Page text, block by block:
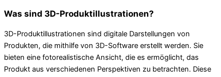
Was sind 3D-Produktillustrationen?
3D-Produktillustrationen sind digitale Darstellungen von
Produkten, die mithilfe von 3D-Software erstellt werden. Sie
bieten eine fotorealistische Ansicht, die es ermöglicht, das
Produkt aus verschiedenen Perspektiven zu betrachten. Diese